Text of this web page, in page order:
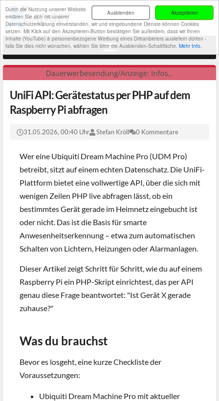
Akzeptieren
Ausblenden
Durch die Nutzung unserer Website
erklären Sie sich mit unserer
Datenschutzerklärung einverstanden, wir und eingebundene Dienste können Cookies
setzen. Mit Klick auf den Akzeptieren-Button bestätigen Sie außerdem, dass wir Ihnen
Inhalte (YouTube) & personenbezogene Werbung eines Drittanbieters ausliefern dürfen -
falls Sie dies nicht wünschen, wählen Sie bitte die Ausblenden-Schaltfläche. Mehr Info.
UniFi API: Gerätestatus per PHP auf dem
Raspberry Pi abfragen
31.05.2026, 00:40 Uhr Stefan Kröll 0 Kommentare
Wer eine Ubiquiti Dream Machine Pro (UDM Pro)
betreibt, sitzt auf einem echten Datenschatz. Die UniFi-
Plattform bietet eine vollwertige API, über die sich mit
wenigen Zeilen PHP live abfragen lässt, ob ein
bestimmtes Gerät gerade im Heimnetz eingebucht ist
oder nicht. Das ist die Basis für smarte
Anwesenheitserkennung – etwa zum automatischen
Schalten von Lichtern, Heizungen oder Alarmanlagen.
Dieser Artikel zeigt Schritt für Schritt, wie du auf einem
Raspberry Pi ein PHP-Skript einrichtest, das per API
genau diese Frage beantwortet: "Ist Gerät X gerade
zuhause?"
Was du brauchst
Bevor es losgeht, eine kurze Checkliste der
Voraussetzungen:
Ubiquiti Dream Machine Pro mit aktueller